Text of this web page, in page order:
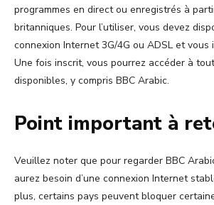
programmes en direct ou enregistrés à
britanniques. Pour l’utiliser, vous devez
connexion Internet 3G/4G ou ADSL et vous
Une fois inscrit, vous pourrez accéder à
disponibles, y compris BBC Arabic.
Point important à
Veuillez noter que pour regarder BBC
aurez besoin d’une connexion Internet
plus, certains pays peuvent bloquer